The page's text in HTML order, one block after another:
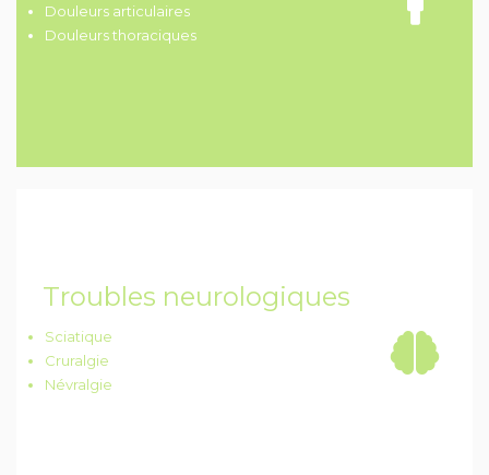
Douleurs articulaires
Douleurs thoraciques
Troubles neurologiques
Sciatique
Cruralgie
Névralgie